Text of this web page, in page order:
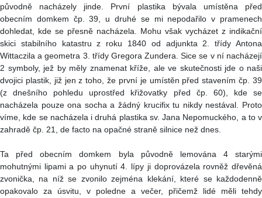
původně nacházely jinde. První plastika bývala umístěna před
obecním domkem čp. 39, u druhé se mi nepodařilo v pramenech
dohledat, kde se přesně nacházela. Mohu však vycházet z indikační
skici stabilního katastru z roku 1840 od adjunkta 2. třídy Antona
Wittaczila a geometra 3. třídy Gregora Zundera. Sice se v ní nacházejí
2 symboly, jež by měly znamenat kříže, ale ve skutečnosti jde o naši
dvojici plastik, již jen z toho, že první je umístěn před stavením čp. 39
(z dnešního pohledu uprostřed křižovatky před čp. 60), kde se
nacházela pouze ona socha a žádný krucifix tu nikdy nestával. Proto
víme, kde se nacházela i druhá plastika sv. Jana Nepomuckého, a to v
zahradě čp. 21, de facto na opačné straně silnice než dnes.
Ta před obecním domkem byla původně lemována 4 starými
mohutnými lipami a po uhynutí 4. lípy ji doprovázela rovněž dřevěná
zvonička, na níž se zvonilo zejména klekání, které se každodenně
opakovalo za úsvitu, v poledne a večer, přičemž lidé měli tehdy